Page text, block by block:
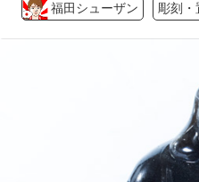
福田シューザン 彫刻・